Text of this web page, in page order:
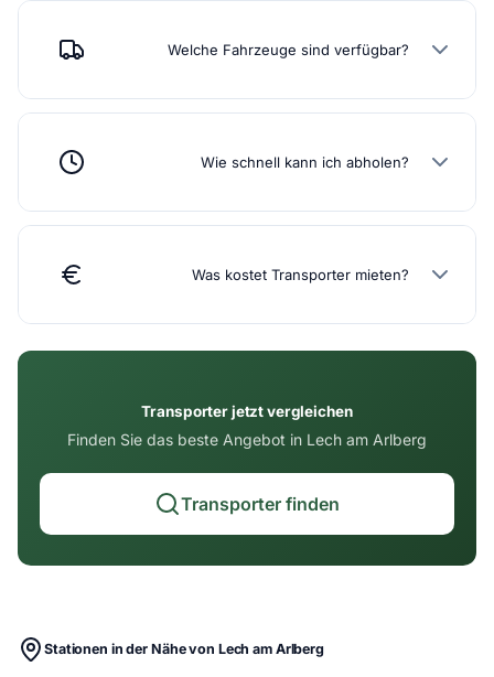
Welche Fahrzeuge sind verfügbar?
Wie schnell kann ich abholen?
Was kostet Transporter mieten?
Transporter jetzt vergleichen
Finden Sie das beste Angebot in Lech am Arlberg
Transporter finden
Stationen in der Nähe von Lech am Arlberg